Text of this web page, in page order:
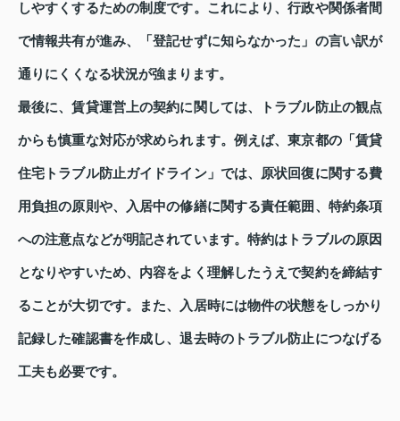
しやすくするための制度です。これにより、行政や関係者間
で情報共有が進み、「登記せずに知らなかった」の言い訳が
通りにくくなる状況が強まります。
最後に、賃貸運営上の契約に関しては、トラブル防止の観点
からも慎重な対応が求められます。例えば、東京都の「賃貸
住宅トラブル防止ガイドライン」では、原状回復に関する費
用負担の原則や、入居中の修繕に関する責任範囲、特約条項
への注意点などが明記されています。特約はトラブルの原因
となりやすいため、内容をよく理解したうえで契約を締結す
ることが大切です。また、入居時には物件の状態をしっかり
記録した確認書を作成し、退去時のトラブル防止につなげる
工夫も必要です。